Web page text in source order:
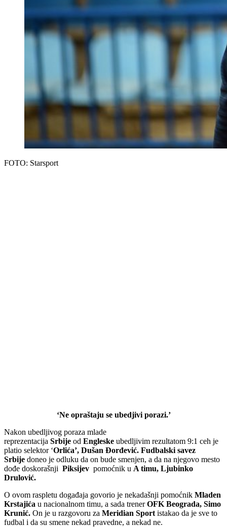
FOTO: Starsport
‘Ne opraštaju se ubedjivi porazi.’
Nakon ubedljivog poraza mlade
reprezentacija Srbije od Engleske ubedljivim rezultatom 9:1 ceh je
platio selektor ‘Orlića’, Dušan Đorđević. Fudbalski savez
Srbije doneo je odluku da on bude smenjen, a da na njegovo mesto
dođe doskorašnji Piksijev pomoćnik u A timu, Ljubinko
Drulović.
O ovom raspletu događaja govorio je nekadašnji pomoćnik Mladen
Krstajića u nacionalnom timu, a sada trenerOFK Beograda, Simo
Krunić. On je u razgovoru za Meridian Sport istakao da je sve to
fudbal i da su smene nekad pravedne, a nekad ne.